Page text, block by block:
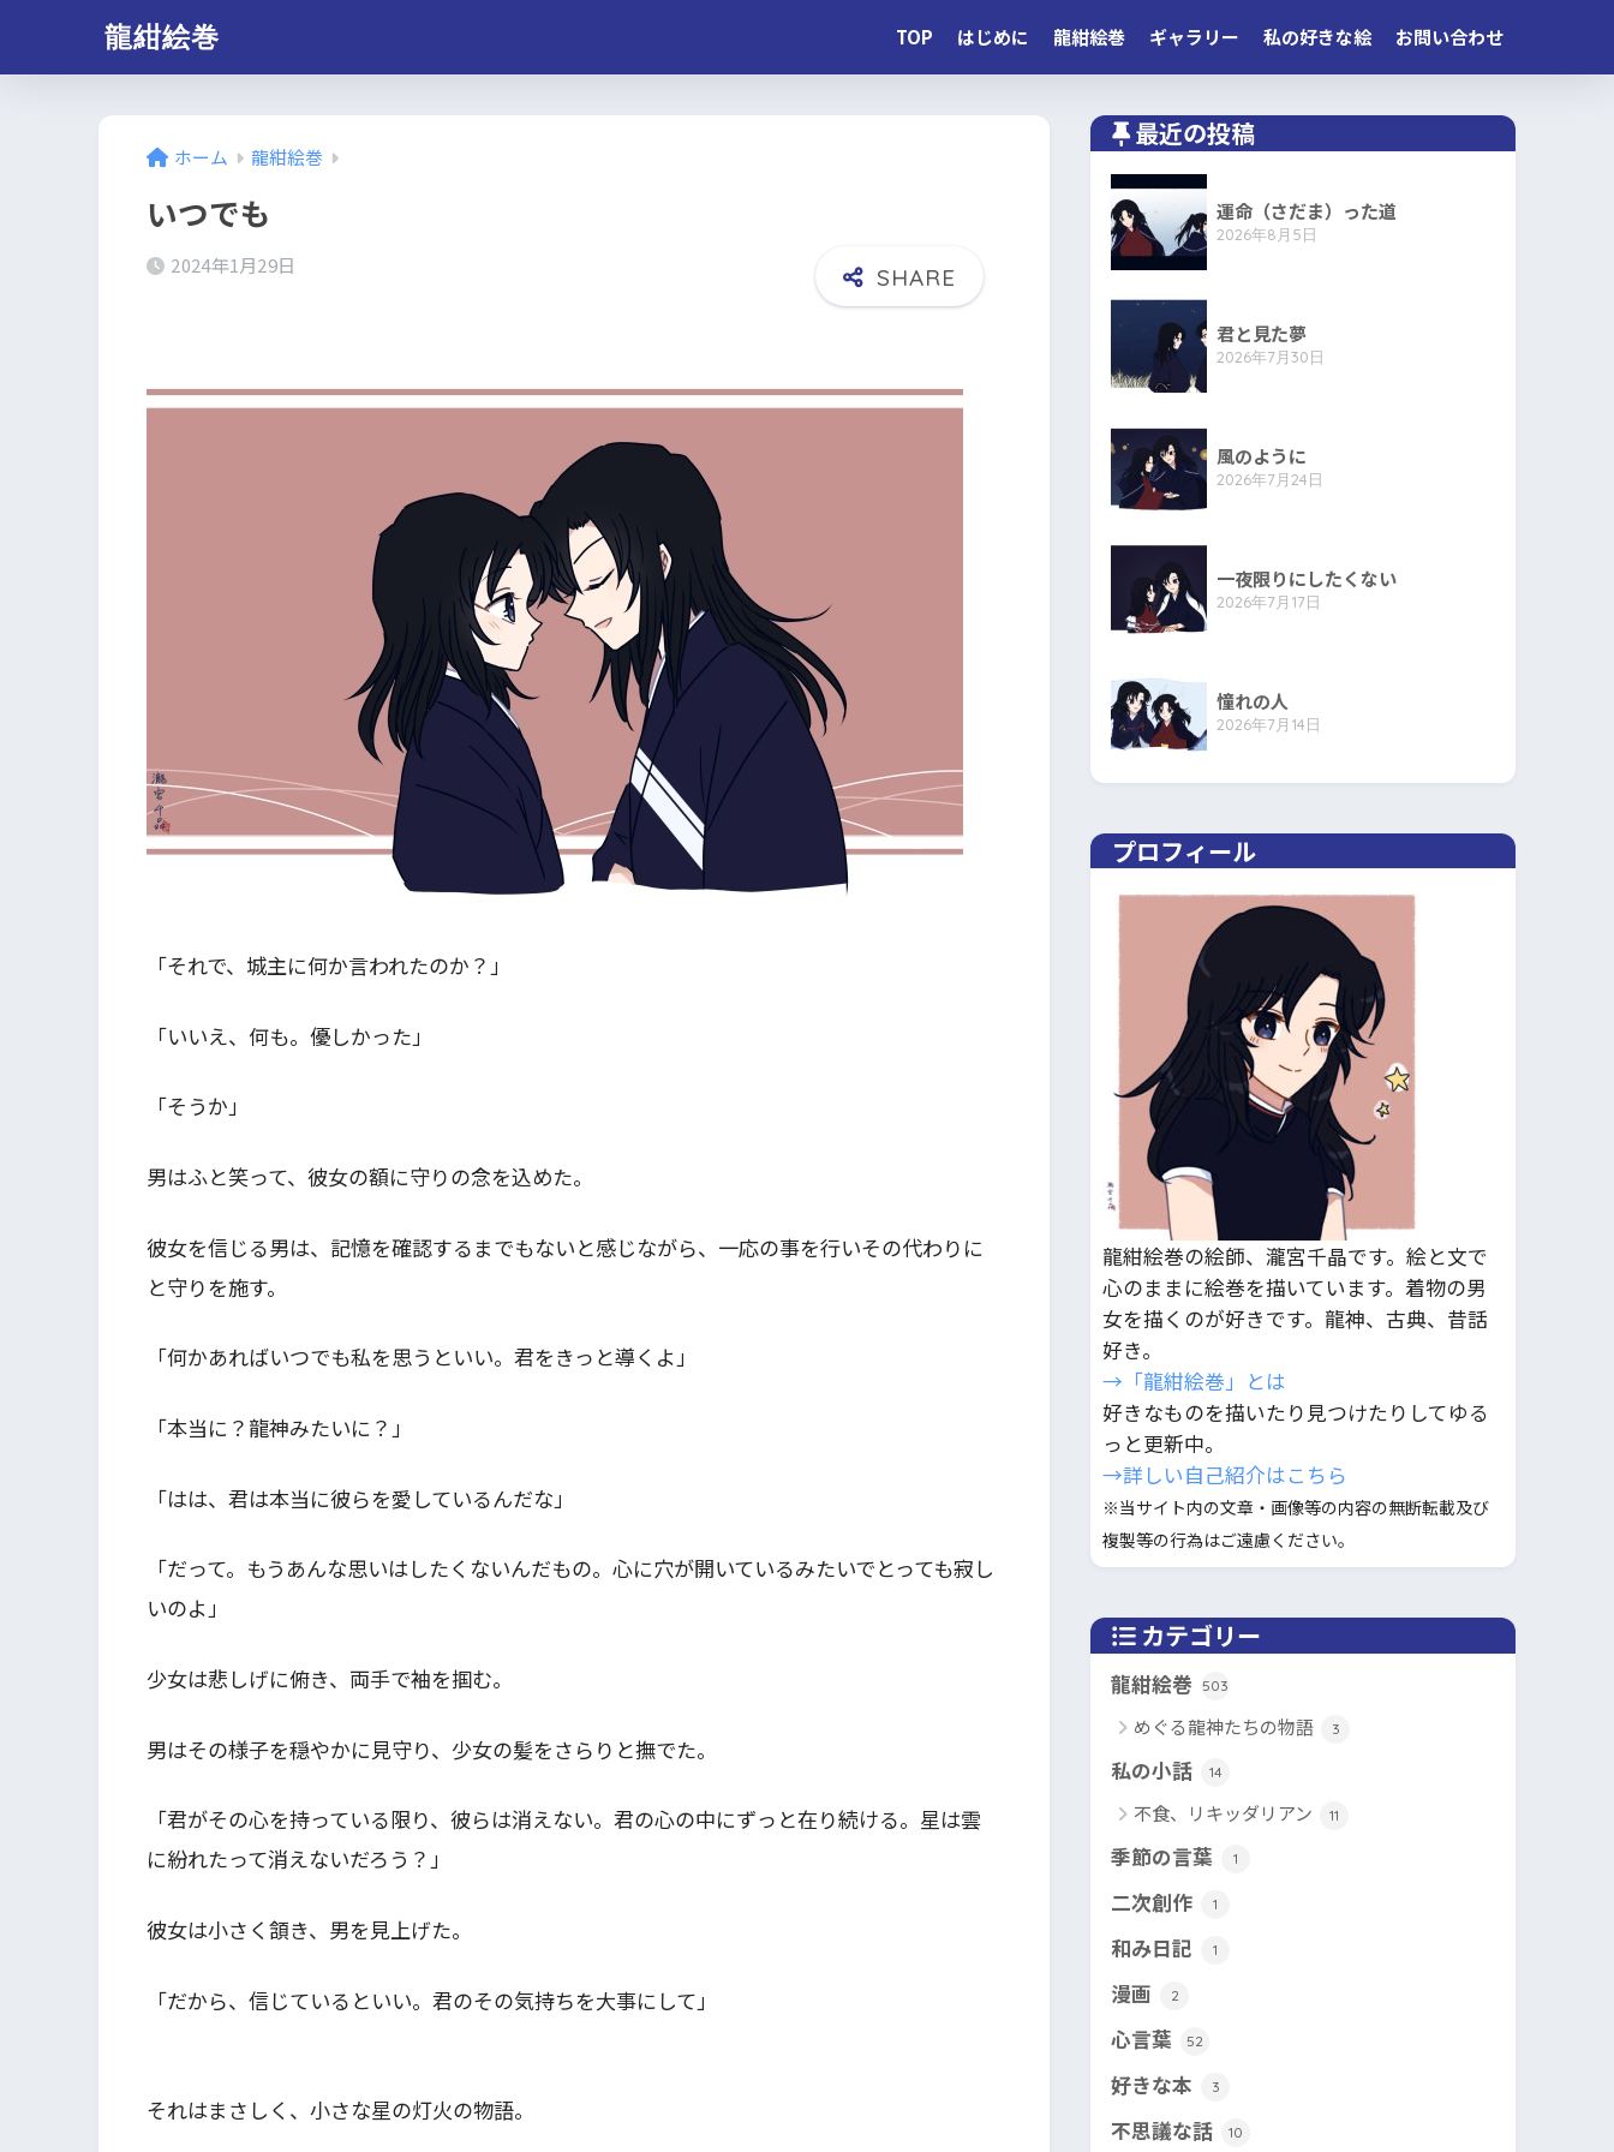
龍紺絵巻 TOP はじめに 龍紺絵巻 ギャラリー 私の好きな絵 お問い合わせ
ホーム 龍紺絵巻
いつでも
2024年1月29日
「それで、城主に何か言われたのか？」
「いいえ、何も。優しかった」
「そうか」
男はふと笑って、彼女の額に守りの念を込めた。
彼女を信じる男は、記憶を確認するまでもないと感じながら、一応の事を行いその代わりに
と守りを施す。
「何かあればいつでも私を思うといい。君をきっと導くよ」
「本当に？龍神みたいに？」
「はは、君は本当に彼らを愛しているんだな」
「だって。もうあんな思いはしたくないんだもの。心に穴が開いているみたいでとっても寂し
いのよ」
少女は悲しげに俯き、両手で袖を掴む。
男はその様子を穏やかに見守り、少女の髪をさらりと撫でた。
「君がその心を持っている限り、彼らは消えない。君の心の中にずっと在り続ける。星は雲
に紛れたって消えないだろう？」
彼女は小さく頷き、男を見上げた。
「だから、信じているといい。君のその気持ちを大事にして」
それはまさしく、小さな星の灯火の物語。
最近の投稿
運命（さだま）った道
2026年8月5日
君と見た夢
2026年7月30日
風のように
2026年7月24日
一夜限りにしたくない
2026年7月17日
憧れの人
2026年7月14日
プロフィール
龍紺絵巻の絵師、瀧宮千晶です。絵と文で
心のままに絵巻を描いています。着物の男
女を描くのが好きです。龍神、古典、昔話
好き。
→「龍紺絵巻」とは
好きなものを描いたり見つけたりしてゆる
っと更新中。
→詳しい自己紹介はこちら
※当サイト内の文章・画像等の内容の無断転載及び
複製等の行為はご遠慮ください。
カテゴリー
龍紺絵巻 503
めぐる龍神たちの物語 3
私の小話 14
不食、リキッダリアン 11
季節の言葉 1
二次創作 1
和み日記 1
漫画 2
心言葉 52
好きな本 3
不思議な話 10